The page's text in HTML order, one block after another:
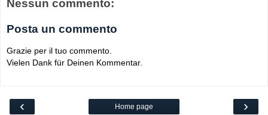
Nessun commento:
Posta un commento
Grazie per il tuo commento.
Vielen Dank für Deinen Kommentar.
‹ ›
Home page